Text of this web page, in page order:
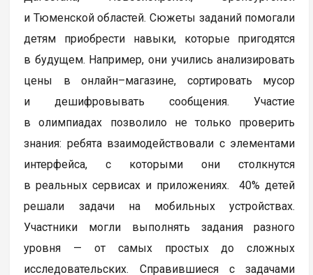
и Тюменской областей. Сюжеты заданий помогали
детям приобрести навыки, которые пригодятся
в будущем. Например, они учились анализировать
цены в онлайн–магазине, сортировать мусор
и дешифровывать сообщения. Участие
в олимпиадах позволило не только проверить
знания: ребята взаимодействовали с элементами
интерфейса, с которыми они столкнутся
в реальных сервисах и приложениях. 40% детей
решали задачи на мобильных устройствах.
Участники могли выполнять задания разного
уровня — от самых простых до сложных
исследовательских. Справившиеся с задачами